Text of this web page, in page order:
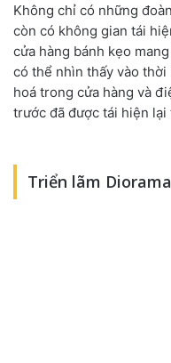
Không chỉ có những
còn có không gian tái
cửa hàng bánh kẹo
có thể nhìn thấy vào thời
hoá trong cửa hàng và
trước đã được tái hiện
Triển lãm